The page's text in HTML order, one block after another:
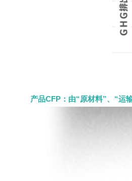
产品CFP：由“原材料”、“运